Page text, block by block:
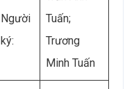
Người
ký:
Tuấn;
Trương
Minh Tuấn